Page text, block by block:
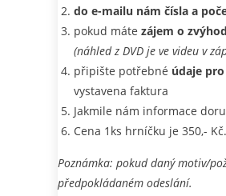
do e-mailu nám čísla a
pokud máte zájem o
(náhled z DVD je ve videu v
připište potřebné údaje
vystavena faktura
Jakmile nám informace
Cena 1ks hrníčku je 350,-
Poznámka: pokud daný motiv/
předpokládaném odeslání.